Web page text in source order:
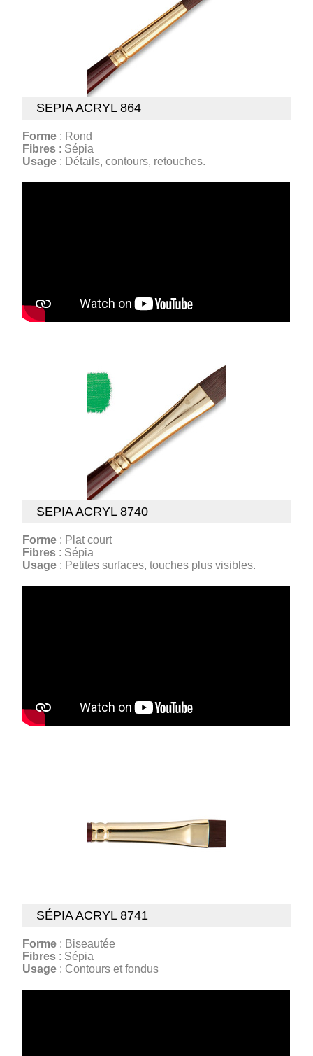
SEPIA ACRYL 864
Forme : Rond
Fibres : Sépia
Usage : Détails, contours, retouches.
SEPIA ACRYL 8740
Forme : Plat court
Fibres : Sépia
Usage : Petites surfaces, touches plus visibles.
SÉPIA ACRYL 8741
Forme : Biseautée
Fibres : Sépia
Usage : Contours et fondus